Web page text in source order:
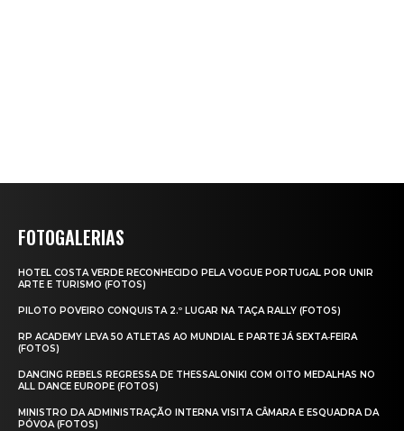
FOTOGALERIAS
HOTEL COSTA VERDE RECONHECIDO PELA VOGUE PORTUGAL POR UNIR
ARTE E TURISMO (FOTOS)
PILOTO POVEIRO CONQUISTA 2.º LUGAR NA TAÇA RALLY (FOTOS)
RP ACADEMY LEVA 50 ATLETAS AO MUNDIAL E PARTE JÁ SEXTA‑FEIRA
(FOTOS)
DANCING REBELS REGRESSA DE THESSALONIKI COM OITO MEDALHAS NO
ALL DANCE EUROPE (FOTOS)
MINISTRO DA ADMINISTRAÇÃO INTERNA VISITA CÂMARA E ESQUADRA DA
PÓVOA (FOTOS)